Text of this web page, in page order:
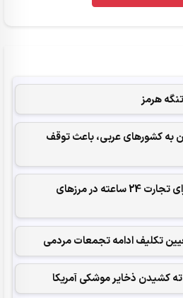
هرمز
به کشورهای عربی، باعث توقف
توافق ایران و پاکستان برای تجارت 24 ساعته در مرزهای
تکلیف ادامه تجمعات مردمی
ته کشیدن ذخایر موشکی آمریکا